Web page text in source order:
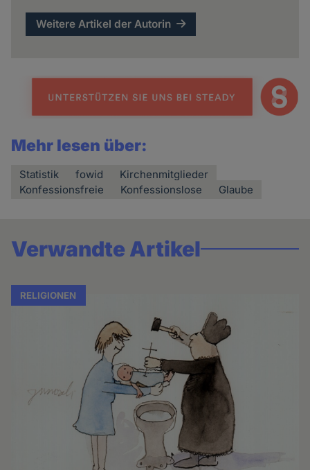
Weitere Artikel der Autorin
Mehr lesen über:
Statistik fowid
Kirchenmitglieder
Konfessionsfreie
Konfessionslose Glaube
Verwandte Artikel
RELIGIONEN